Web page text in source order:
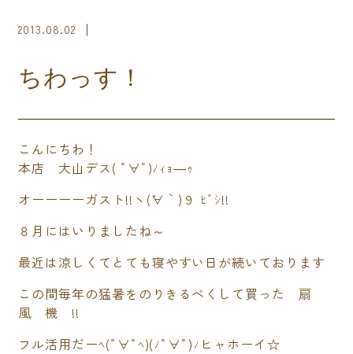
2013.08.02
ちわっす！
こんにちわ！
本店 大山デス( ﾟ∀ﾟ)ﾉｨｮ―ｩ
オーーーーガスト!!ヽ(´∀｀)９ ﾋﾞｼ!!
８月にはいりましたね～
最近は涼しくてとても寝やすい日が続いております
この間毎年の猛暑をのりきるべくして買った 扇
風 機 !!
フル活用だーﾍ(ﾟ∀ﾟﾍ)(ﾉﾟ∀ﾟ)ﾉヒャホーイ☆